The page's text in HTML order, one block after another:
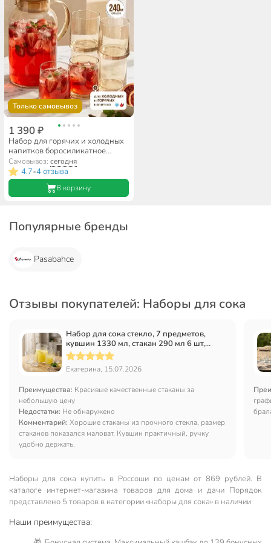
Только самовывоз
1 390 ₽
Набор для горячих и холодных
напитков боросиликатное
стекло, 7 предметов, кувшин 1.8
л, 6 стаканов 240 мл, Медовый
соблазн, B050171
Самовывоз:сегодня
4.7•4 отзыва
В корзину
Популярные бренды
Pasabahce
Отзывы покупателей: Наборы для сока
Набор для сока стекло, 7 предметов,
кувшин 1330 мл, стакан 290 мл 6 шт,
Pasabahce, Вальс, 97675
Екатерина, 15.07.2026
Преимущества: Красивые качественные стаканы за
небольшую цену
Недостатки: Не обнаружено
Комментарий: Хорошие стаканы из прочного стекла, размер
стаканов показался маловат. Кувшин практичный, ручку
удобно держать.
Наборы для сока купить в Россоши по ценам от 869 рублей. В
каталоге интернет-магазина товаров для дома и дачи Порядок
представлено 5 товаров в категории «наборы для сока» в наличии
Наши преимущества: